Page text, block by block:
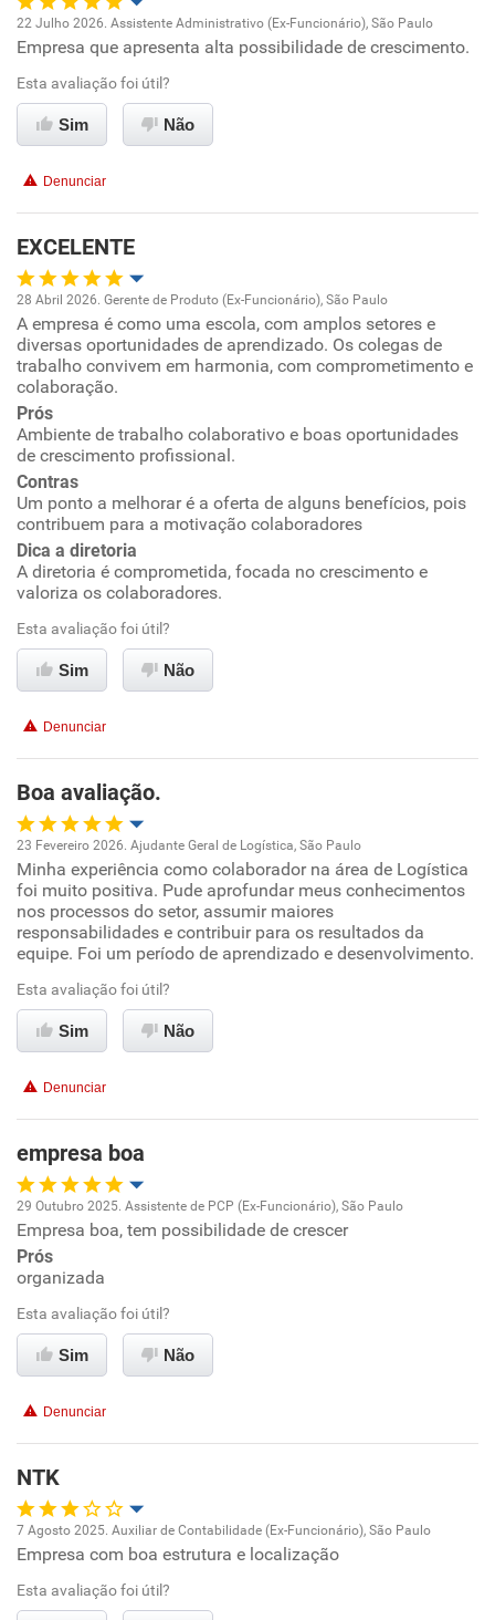
Recomenda a diretoria
Oportunidade de promoção
Ambiente de trabalho
Benefícios
Recomenda esta empresa
Recomenda a diretoria
22 Julho 2026. Assistente Administrativo (Ex-Funcionário), São Paulo
Empresa que apresenta alta possibilidade de crescimento.
Esta avaliação foi útil?
Sim Não
Denunciar
EXCELENTE
Oportunidade de promoção
Ambiente de trabalho
Conciliação com a vida familiar
Benefícios
Recomenda esta empresa
Recomenda a diretoria
28 Abril 2026. Gerente de Produto (Ex-Funcionário), São Paulo
A empresa é como uma escola, com amplos setores e
diversas oportunidades de aprendizado. Os colegas de
trabalho convivem em harmonia, com comprometimento e
colaboração.
Prós
Ambiente de trabalho colaborativo e boas oportunidades
de crescimento profissional.
Contras
Um ponto a melhorar é a oferta de alguns benefícios, pois
contribuem para a motivação colaboradores
Dica a diretoria
A diretoria é comprometida, focada no crescimento e
valoriza os colaboradores.
Esta avaliação foi útil?
Sim Não
Denunciar
Boa avaliação.
Oportunidade de promoção
Ambiente de trabalho
Conciliação com a vida familiar
Benefícios
Recomenda esta empresa
23 Fevereiro 2026. Ajudante Geral de Logística, São Paulo
Minha experiência como colaborador na área de Logística
foi muito positiva. Pude aprofundar meus conhecimentos
nos processos do setor, assumir maiores
responsabilidades e contribuir para os resultados da
equipe. Foi um período de aprendizado e desenvolvimento.
Esta avaliação foi útil?
Sim Não
Denunciar
empresa boa
Oportunidade de promoção
Ambiente de trabalho
Conciliação com a vida familiar
29 Outubro 2025. Assistente de PCP (Ex-Funcionário), São Paulo
Empresa boa, tem possibilidade de crescer
Prós
organizada
Esta avaliação foi útil?
Sim Não
Denunciar
NTK
Oportunidade de promoção
Ambiente de trabalho
7 Agosto 2025. Auxiliar de Contabilidade (Ex-Funcionário), São Paulo
Empresa com boa estrutura e localização
Esta avaliação foi útil?